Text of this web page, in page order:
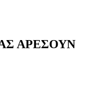
ΑΡΕΣΟΥΝ